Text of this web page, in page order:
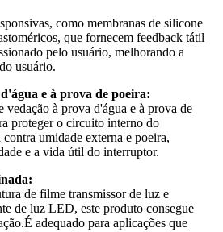
como membranas de silicone
que fornecem feedback tátil
pelo usuário, melhorando a
usuário.
e à prova de poeira:
vedação à prova d'água e à prova de
proteger o circuito interno do
umidade externa e poeira,
e a vida útil do interruptor.
de filme transmissor de luz e
de luz LED, este produto consegue
adequado para aplicações que